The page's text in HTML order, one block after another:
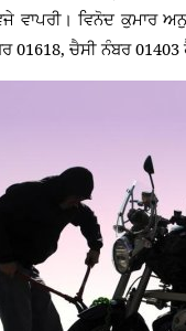
ਵਾਪਰੀ। ਵਿਨੋਦ ਕੁਮਾਰ
01618, ਚੈਸੀ ਨੰਬਰ01403